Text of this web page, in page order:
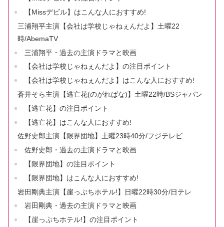
【Missデビル】はこんな人におすすめ!
三浦翔平主演【会社は学校じゃねぇんだよ】土曜22
時/AbemaTV
三浦翔平・過去の主演ドラマと映画
【会社は学校じゃねぇんだよ】の注目ポイント
【会社は学校じゃねぇんだよ】はこんな人におすすめ!
蒼井そら主演【逃亡花(のがればな)】土曜22時/BSジャパン
【逃亡花】の注目ポイント
【逃亡花】はこんな人におすすめ!
佐野史郎主演【限界団地】土曜23時40分/フジテレビ
佐野史郎・過去の主演ドラマと映画
【限界団地】の注目ポイント
【限界団地】はこんな人におすすめ!
岩田剛典主演【崖っぷちホテル!】日曜22時30分/日テレ
岩田剛典・過去の主演ドラマと映画
【崖っぷちホテル!】の注目ポイント